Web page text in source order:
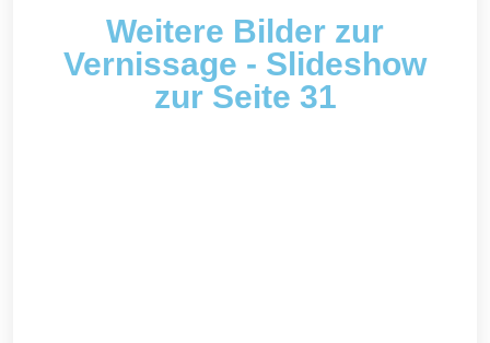
Weitere Bilder zur
Vernissage - Slideshow
zur Seite 31